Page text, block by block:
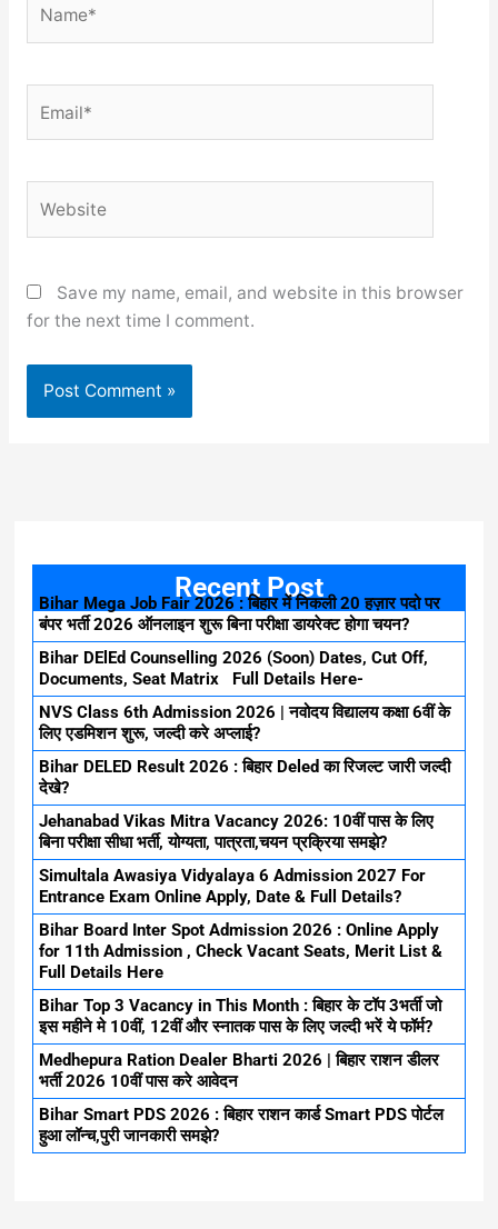
Save my name, email, and website in this browser
for the next time I comment.
Recent Post
Bihar Mega Job Fair 2026 : बिहार में निकली 20 हज़ार पदो पर
बंपर भर्ती 2026 ऑनलाइन शुरू बिना परीक्षा डायरेक्ट होगा चयन?
Bihar DElEd Counselling 2026 (Soon) Dates, Cut Off,
Documents, Seat Matrix Full Details Here-
NVS Class 6th Admission 2026 | नवोदय विद्यालय कक्षा 6वीं के
लिए एडमिशन शुरू, जल्दी करे अप्लाई?
Bihar DELED Result 2026 : बिहार Deled का रिजल्ट जारी जल्दी
देखे?
Jehanabad Vikas Mitra Vacancy 2026: 10वीं पास के लिए
बिना परीक्षा सीधा भर्ती, योग्यता, पात्रता,चयन प्रक्रिया समझे?
Simultala Awasiya Vidyalaya 6 Admission 2027 For
Entrance Exam Online Apply, Date & Full Details?
Bihar Board Inter Spot Admission 2026 : Online Apply
for 11th Admission , Check Vacant Seats, Merit List &
Full Details Here
Bihar Top 3 Vacancy in This Month : बिहार के टॉप 3भर्ती जो
इस महीने मे 10वीं, 12वीं और स्नातक पास के लिए जल्दी भरें ये फॉर्म?
Medhepura Ration Dealer Bharti 2026 | बिहार राशन डीलर
भर्ती 2026 10वीं पास करे आवेदन
Bihar Smart PDS 2026 : बिहार राशन कार्ड Smart PDS पोर्टल
हुआ लॉन्च,पुरी जानकारी समझे?